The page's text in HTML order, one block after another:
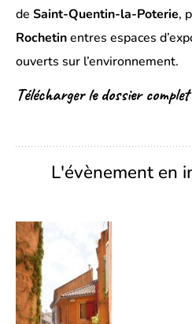
de Saint-Quentin-la-Poterie,
Rochetinentres espaces
ouverts sur l’environnement.
Télécharger le dossier complet
L'évènement en